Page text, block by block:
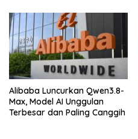
Alibaba Luncurkan Qwen3.8-
Max, Model AI Unggulan
Terbesar dan Paling Canggih